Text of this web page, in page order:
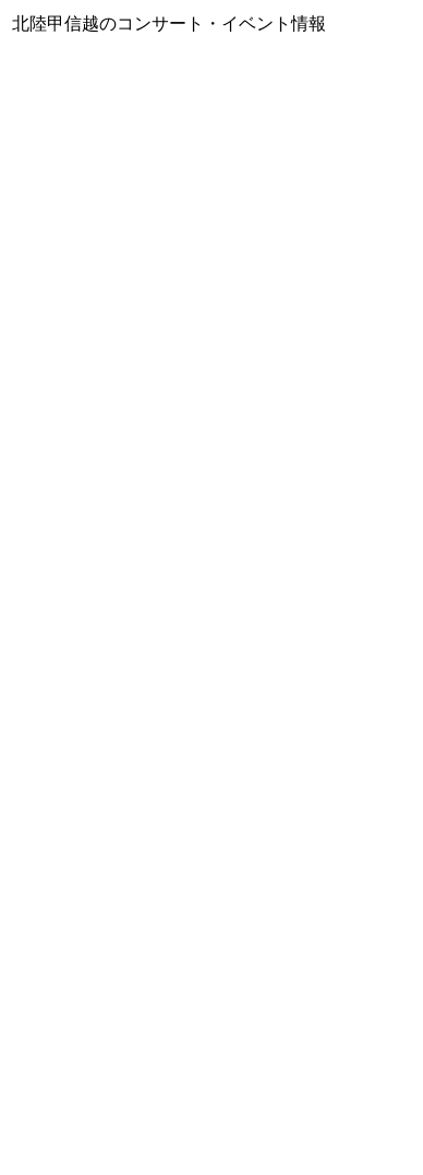
北陸甲信越のコンサート・イベント情報